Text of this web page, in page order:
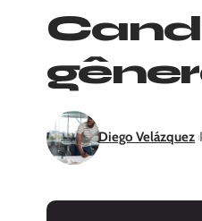
Diego Velázquez